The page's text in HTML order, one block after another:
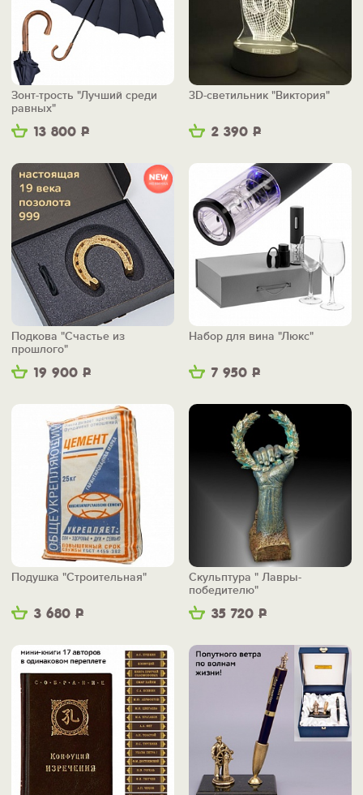
13 800 Р
Зонт-трость "Лучший среди
равных"
2 390 Р
3D-светильник "Виктория"
19 900 Р
Подкова "Счастье из
прошлого"
7 950 Р
Набор для вина "Люкс"
3 680 Р
Подушка "Строительная"
35 720 Р
Скульптура " Лавры-
победителю"